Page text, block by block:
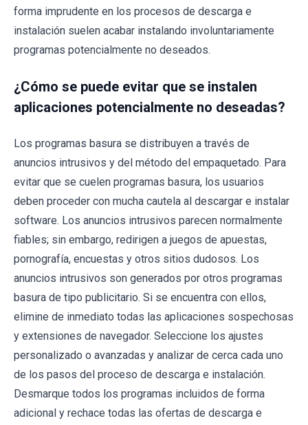
forma imprudente en los procesos de descarga e
instalación suelen acabar instalando involuntariamente
programas potencialmente no deseados.
¿Cómo se puede evitar que se instalen
aplicaciones potencialmente no deseadas?
Los programas basura se distribuyen a través de
anuncios intrusivos y del método del empaquetado. Para
evitar que se cuelen programas basura, los usuarios
deben proceder con mucha cautela al descargar e instalar
software. Los anuncios intrusivos parecen normalmente
fiables; sin embargo, redirigen a juegos de apuestas,
pornografía, encuestas y otros sitios dudosos. Los
anuncios intrusivos son generados por otros programas
basura de tipo publicitario. Si se encuentra con ellos,
elimine de inmediato todas las aplicaciones sospechosas
y extensiones de navegador. Seleccione los ajustes
personalizado o avanzadas y analizar de cerca cada uno
de los pasos del proceso de descarga e instalación.
Desmarque todos los programas incluidos de forma
adicional y rechace todas las ofertas de descarga e